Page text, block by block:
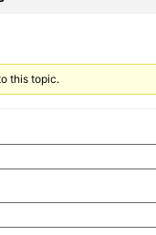
this topic.